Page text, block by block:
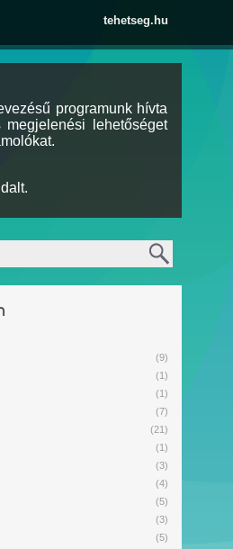
tehetseg.hu
programunk hívta
lehetőséget
(9)
(1)
(1)
(7)
(21)
(1)
(3)
(4)
(5)
(3)
(5)